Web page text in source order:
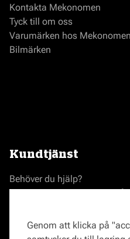
Kontakta Mekonomen
Tyck till om oss
Varumärken hos Mekonomen
Bilmärken
Kundtjänst
Behöver du hjälp?
Frågor om verkstäder?
Genom att klicka på